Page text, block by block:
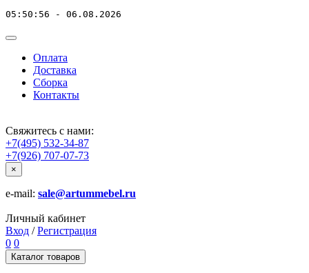
05:50:56 - 06.08.2026
Оплата
Доставка
Сборка
Контакты
Свяжитесь с нами:
+7(495) 532-34-87
+7(926) 707-07-73
×
e-mail: sale@artummebel.ru
Личный кабинет
Вход / Регистрация
0 0
Каталог товаров